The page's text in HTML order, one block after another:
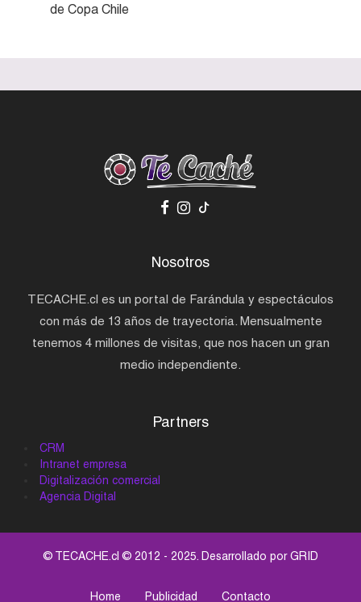
de Copa Chile
Nosotros
TECACHE.cl es un portal de Farándula y espectáculos
con más de 13 años de trayectoria. Mensualmente
tenemos 4 millones de visitas, que nos hacen un gran
medio independiente.
Partners
CRM
Intranet empresa
Digitalización comercial
Agencia Digital
© TECACHE.cl © 2012 - 2025. Desarrollado porGRID
Home Publicidad Contacto